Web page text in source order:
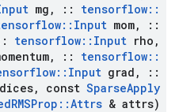
mg , :: tensorflow::
:: Input mom,
::
tensorflow:: Input rho ,
, :: tensorflow::
:: Input grad ,
::
, const SparseApply
RMSProp ::Attrs & attrs)